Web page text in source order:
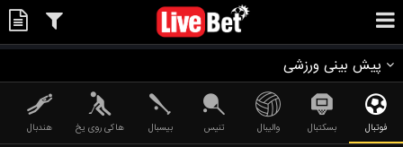
پیش بینی ورزشی
فوتبال بسکتبال والیبال تنیس بیسبال هاکی روی یخ هندبال